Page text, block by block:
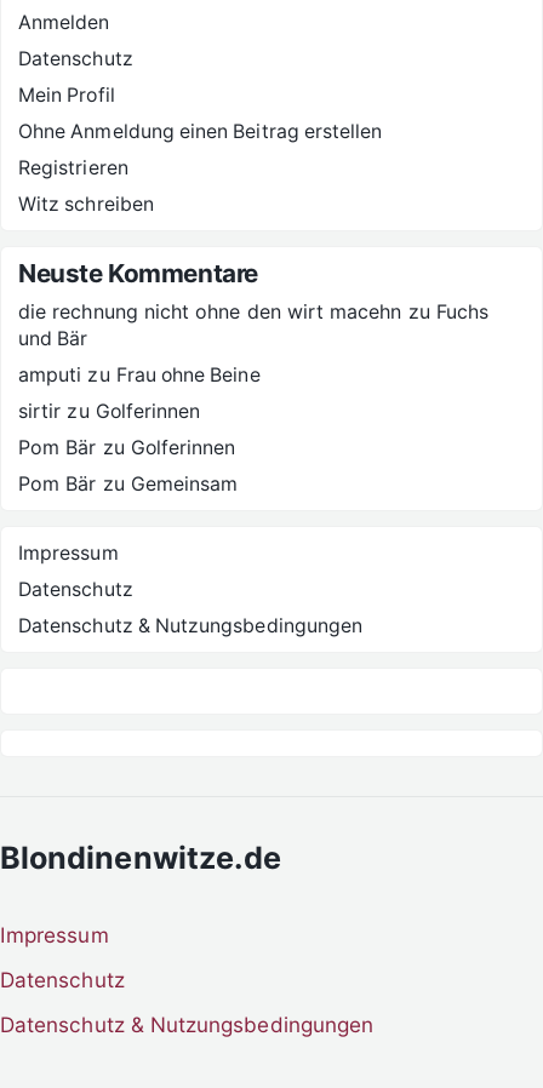
Anmelden
Datenschutz
Mein Profil
Ohne Anmeldung einen Beitrag erstellen
Registrieren
Witz schreiben
Neuste Kommentare
die rechnung nicht ohne den wirt macehn zu Fuchs
und Bär
amputi zu Frau ohne Beine
sirtir zu Golferinnen
Pom Bär zu Golferinnen
Pom Bär zu Gemeinsam
Impressum
Datenschutz
Datenschutz & Nutzungsbedingungen
Blondinenwitze.de
Impressum
Datenschutz
Datenschutz & Nutzungsbedingungen